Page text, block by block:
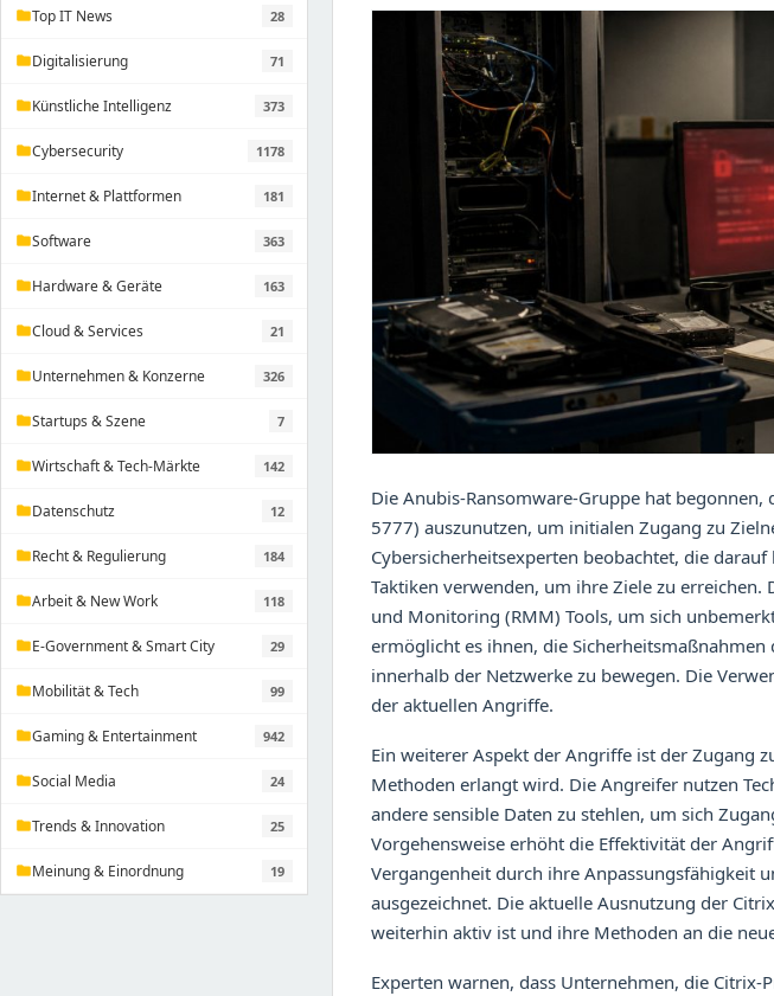
folderTop IT News 28
folderDigitalisierung 71
folderKünstliche Intelligenz 373
folderCybersecurity 1178
folderInternet & Plattformen 181
folderSoftware 363
folderHardware & Geräte 163
folderCloud & Services 21
folderUnternehmen & Konzerne 326
folderStartups & Szene 7
folderWirtschaft & Tech-Märkte 142
folderDatenschutz 12
folderRecht & Regulierung 184
folderArbeit & New Work 118
folderE-Government & Smart City 29
folderMobilität & Tech 99
folderGaming & Entertainment 942
folderSocial Media 24
folderTrends & Innovation 25
folderMeinung & Einordnung 19
Die Anubis-Ransomware-Gruppe hat
5777) auszunutzen, um initialen Zugang zu
Cybersicherheitsexperten beobachtet, die
Taktiken verwenden, um ihre Ziele zu
und Monitoring (RMM) Tools, um sich
ermöglicht es ihnen, die
innerhalb der Netzwerke zu bewegen. Die
der aktuellen Angriffe.
Ein weiterer Aspekt der Angriffe ist der Zugang
Methoden erlangt wird. Die Angreifer nutzen
andere sensible Daten zu stehlen, um sich
Vorgehensweise erhöht die Effektivität der
Vergangenheit durch ihre Anpassungsfähigkeit
ausgezeichnet. Die aktuelle Ausnutzung der
weiterhin aktiv ist und ihre Methoden an die
Experten warnen, dass Unternehmen, die